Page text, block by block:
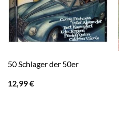
50 Schlager der 50er
12,99€